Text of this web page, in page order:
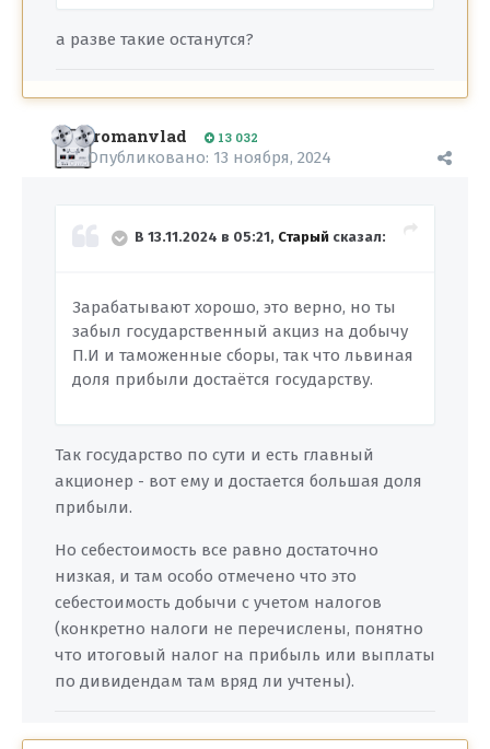
а разве такие останутся?
romanvlad 13 032
Опубликовано: 13 ноября, 2024
В 13.11.2024 в 05:21, Старый сказал:
Зарабатывают хорошо, это верно, но ты
забыл государственный акциз на добычу
П.И и таможенные сборы, так что львиная
доля прибыли достаётся государству.
Так государство по сути и есть главный
акционер - вот ему и достается большая доля
прибыли.
Но себестоимость все равно достаточно
низкая, и там особо отмечено что это
себестоимость добычи с учетом налогов
(конкретно налоги не перечислены, понятно
что итоговый налог на прибыль или выплаты
по дивидендам там вряд ли учтены).